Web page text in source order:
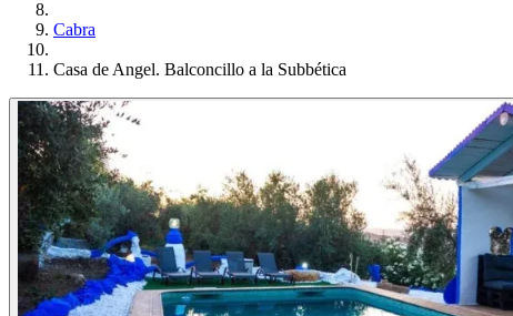
Cabra
Casa de Angel. Balconcillo a la Subbética